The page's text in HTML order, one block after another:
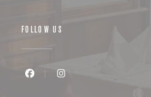
FOLLOW US